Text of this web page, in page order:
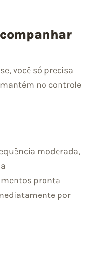
você só precisa
no controle
moderada,
pronta
por